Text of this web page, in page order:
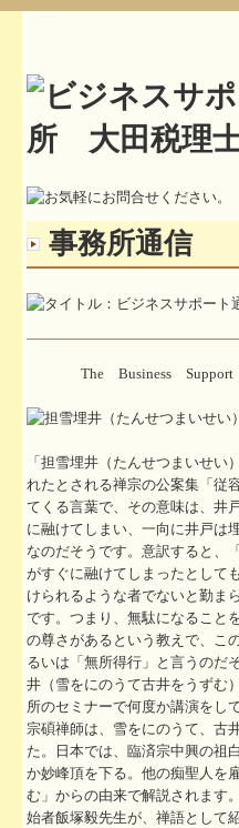
HOME
アクセス
セミナー紹介
事務所通信
お問合せ
所長挨拶
職員紹介
執筆活動や講演記録
社会福祉法人の皆様へ
病院・診療所の皆様へ
社会保険労務士業務
会計・税務システム
出版物紹介
リンク集
過去のセミナー
事務所通信
The Business
「担雪埋井（たんせつまいせい
れたとされる禅宗の公案集「従
てくる言葉で、その意味は、井
に融けてしまい、一向に井戸は
なのだそうです。意訳すると、
がすぐに融けてしまったとして
けられるような者でないと勤ま
です。つまり、無駄になること
の尊さがあるという教えで、こ
るいは「無所得行」と言うのだ
井（雪をにのうて古井をうずむ
所のセミナーで何度か講演をし
宗碩禅師は、雪をにのうて、古
た。日本では、臨済宗中興の祖
か妙峰頂を下る。他の痴聖人を
む」からの由来で解説されます
始者飯塚毅先生が、禅語として